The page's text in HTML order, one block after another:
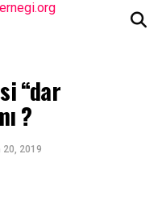
“dar
?
20, 2019